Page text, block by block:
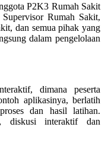
P2K3 Rumah Sakit
Rumah Sakit,
dan semua pihak yang
dalam pengelolaan
dimana peserta
aplikasinya, berlatih
dan hasil latihan.
diskusi interaktif dan